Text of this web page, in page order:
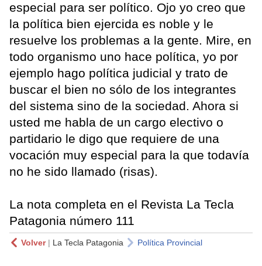
especial para ser político. Ojo yo creo que
la política bien ejercida es noble y le
resuelve los problemas a la gente. Mire, en
todo organismo uno hace política, yo por
ejemplo hago política judicial y trato de
buscar el bien no sólo de los integrantes
del sistema sino de la sociedad. Ahora si
usted me habla de un cargo electivo o
partidario le digo que requiere de una
vocación muy especial para la que todavía
no he sido llamado (risas).
La nota completa en el Revista La Tecla
Patagonia número 111
Volver| La Tecla Patagonia Política Provincial